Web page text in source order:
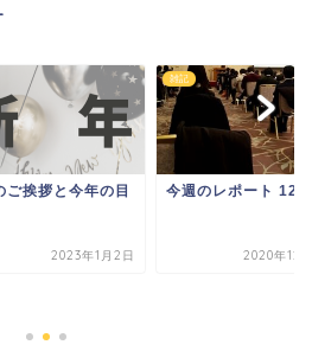
ご挨拶と今年の目
2023年1月2日
雑記
今週のレポート 12/
2020年12